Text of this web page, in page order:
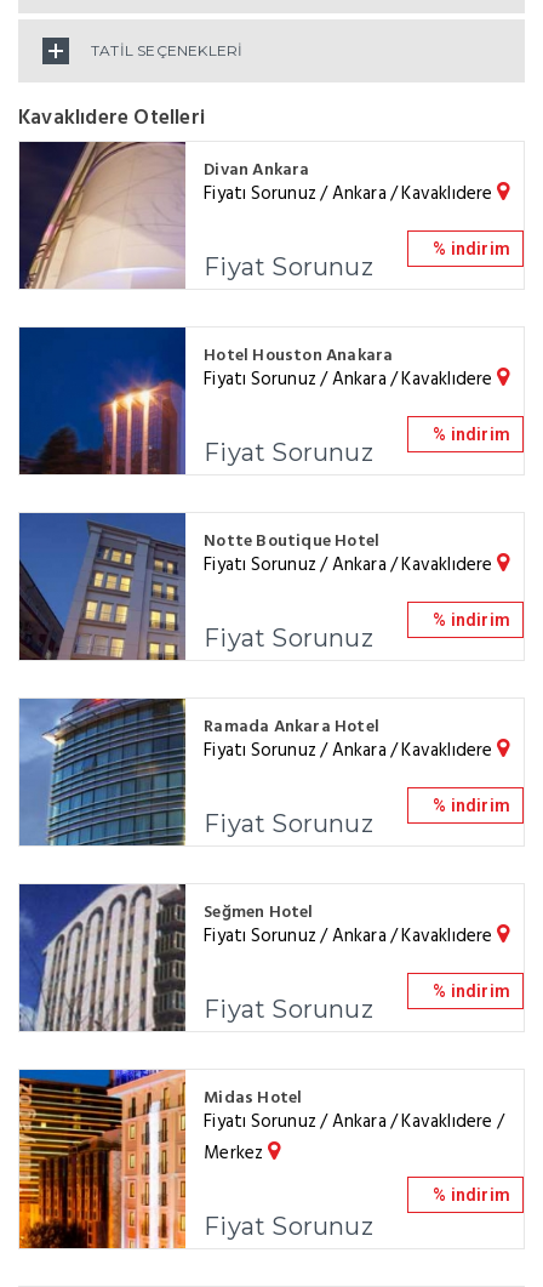
TATİL SEÇENEKLERİ
Kavaklıdere Otelleri
Divan Ankara
Fiyatı Sorunuz / Ankara / Kavaklıdere
Fiyat Sorunuz
% indirim
Hotel Houston Anakara
Fiyatı Sorunuz / Ankara / Kavaklıdere
Fiyat Sorunuz
% indirim
Notte Boutique Hotel
Fiyatı Sorunuz / Ankara / Kavaklıdere
Fiyat Sorunuz
% indirim
Ramada Ankara Hotel
Fiyatı Sorunuz / Ankara / Kavaklıdere
Fiyat Sorunuz
% indirim
Seğmen Hotel
Fiyatı Sorunuz / Ankara / Kavaklıdere
Fiyat Sorunuz
% indirim
Midas Hotel
Fiyatı Sorunuz / Ankara / Kavaklıdere /
Merkez
Fiyat Sorunuz
% indirim